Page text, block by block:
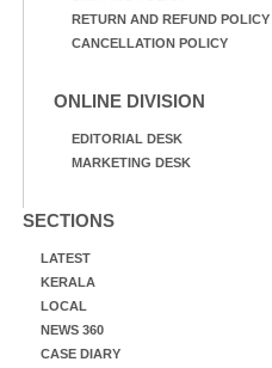
RETURN AND REFUND POLICY
CANCELLATION POLICY
ONLINE DIVISION
EDITORIAL DESK
MARKETING DESK
SECTIONS
LATEST
KERALA
LOCAL
NEWS 360
CASE DIARY